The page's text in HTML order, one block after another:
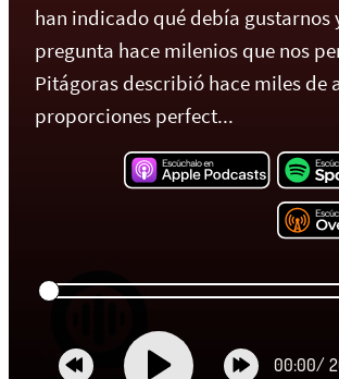
han indicado qué debía gustarnos
pregunta hace milenios que nos
Pitágoras describió hace miles de
proporciones perfect...
00:00/